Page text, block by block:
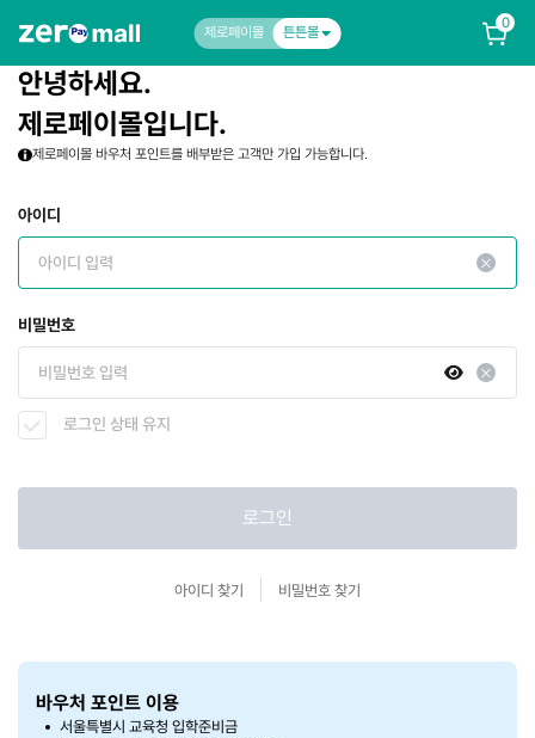
제로페이몰 튼튼몰
0
안녕하세요.
제로페이몰입니다.
제로페이몰 바우처 포인트를 배부받은 고객만 가입 가능합니다.
아이디
비밀번호
로그인 상태 유지
로그인
아이디 찾기 비밀번호 찾기
바우처 포인트 이용
서울특별시 교육청 입학준비금